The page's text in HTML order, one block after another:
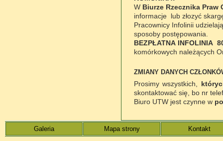
W Biurze Rzecznika Praw
informacje lub złozyć
Pracownicy Infolinii
sposoby postępowania.
BEZPŁATNA INFOLINIA
komórkowych należących
ZMIANY DANYCH
Prosimy wszystkich,
skontaktować się, bo nr
Biuro UTW jest czynne w
Galeria Mapa strony Kontakt